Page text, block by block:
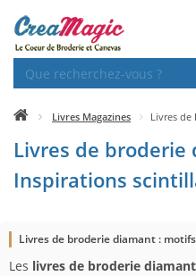
Livres Magazines Livres de
Livres de broderie
Inspirations
Livres de broderie diamant :
Les livres de broderie diamant